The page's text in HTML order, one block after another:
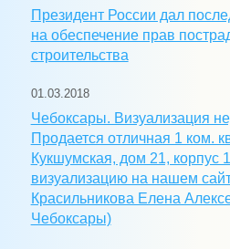
Президент России дал
на обеспечение прав
строительства
01.03.2018
Чебоксары. Визуализация
Продается отличная 1 ком.
Кукшумская, дом 21, корпус
визуализацию на нашем
Красильникова Елена
Чебоксары)